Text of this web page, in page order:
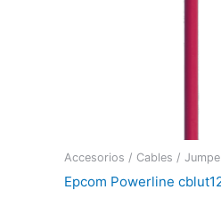
Accesorios / Cables /
Epcom Powerline